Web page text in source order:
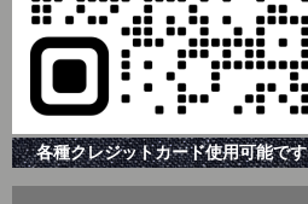
各種クレジットカード使用可能です